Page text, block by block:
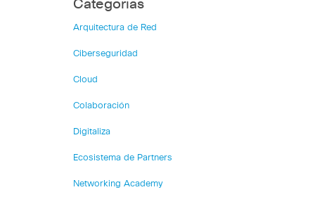
Categorías
Arquitectura de Red
Ciberseguridad
Cloud
Colaboración
Digitaliza
Ecosistema de Partners
Networking Academy